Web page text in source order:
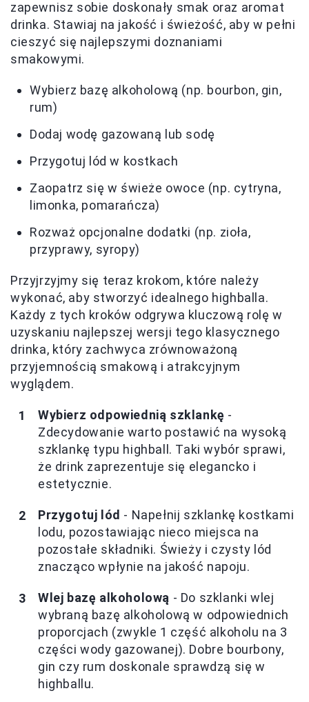
zapewnisz sobie doskonały smak oraz aromat
drinka. Stawiaj na jakość i świeżość, aby w pełni
cieszyć się najlepszymi doznaniami
smakowymi.
Wybierz bazę alkoholową (np. bourbon, gin,
rum)
Dodaj wodę gazowaną lub sodę
Przygotuj lód w kostkach
Zaopatrz się w świeże owoce (np. cytryna,
limonka, pomarańcza)
Rozważ opcjonalne dodatki (np. zioła,
przyprawy, syropy)
Przyjrzyjmy się teraz krokom, które należy
wykonać, aby stworzyć idealnego highballa.
Każdy z tych kroków odgrywa kluczową rolę w
uzyskaniu najlepszej wersji tego klasycznego
drinka, który zachwyca zrównoważoną
przyjemnością smakową i atrakcyjnym
wyglądem.
Wybierz odpowiednią szklankę -
Zdecydowanie warto postawić na wysoką
szklankę typu highball. Taki wybór sprawi,
że drink zaprezentuje się elegancko i
estetycznie.
Przygotuj lód - Napełnij szklankę kostkami
lodu, pozostawiając nieco miejsca na
pozostałe składniki. Świeży i czysty lód
znacząco wpłynie na jakość napoju.
Wlej bazę alkoholową - Do szklanki wlej
wybraną bazę alkoholową w odpowiednich
proporcjach (zwykle 1 część alkoholu na 3
części wody gazowanej). Dobre bourbony,
gin czy rum doskonale sprawdzą się w
highballu.